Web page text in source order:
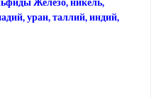
уран, таллий, индий,